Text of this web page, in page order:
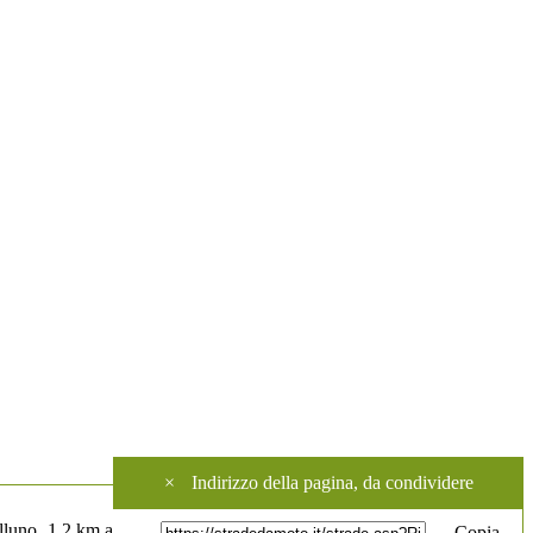
× Indirizzo della pagina, da condividere